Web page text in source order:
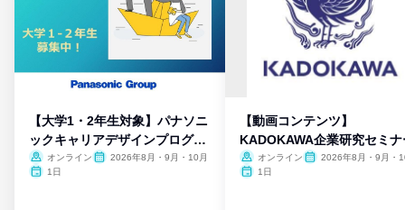
【大学1・2年生対象】パナソニ
ックキャリアデザインプログラ
ム
オンライン
2026年8月・9月・10月
1日
【動画コンテンツ】
KADOKAWA企業研究セミナ
オンライン
2026年8月・9月・
1日